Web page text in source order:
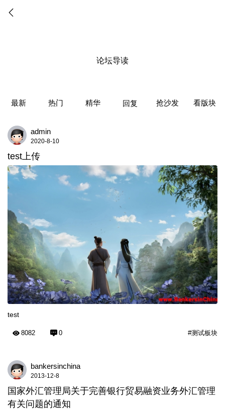
论坛导读
最新 热门 精华 回复 抢沙发 看版块
admin
2020-8-10
test上传
test
#测试板块
8082 0
bankersinchina
2013-12-8
国家外汇管理局关于完善银行贸易融资业务外汇管理
有关问题的通知